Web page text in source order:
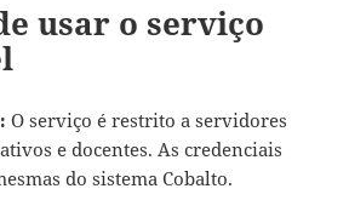
usar o serviço
O serviço é restrito a servidores
e docentes. As credenciais
do sistema Cobalto.